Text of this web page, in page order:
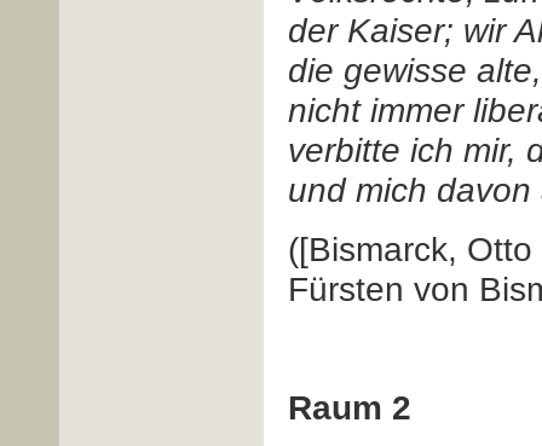
der Kaiser; wir
die gewisse
nicht immer
verbitte ich mir,
und mich davon
([Bismarck,
Fürsten von
Raum 2